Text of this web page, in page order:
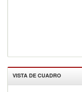
VISTA DE CUADRO